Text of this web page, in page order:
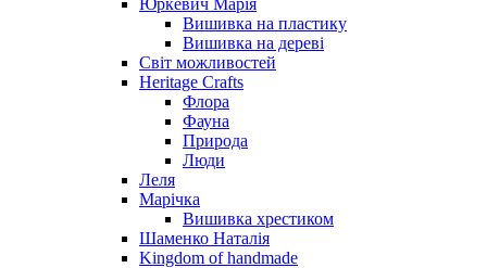
Вишивка на пластику
Вишивка на дереві
Світ можливостей
Heritage Crafts
Флора
Фауна
Природа
Люди
Леля
Марічка
Вишивка хрестиком
Шаменко Наталія
Kingdom of handmade